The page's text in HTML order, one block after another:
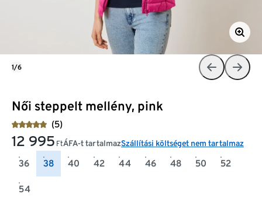
Női steppelt mellény, pink
(5)
12 995 FtÁFA-t tartalmazSzállítási költséget nem tartalmaz
36 38 40 42 44 46 48 50 52
54
1/6